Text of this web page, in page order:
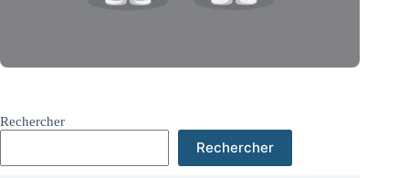
Rechercher
Rechercher